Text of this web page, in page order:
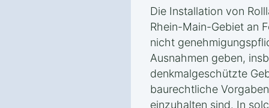
Die Installation von
Rhein-Main-Gebiet‎ an
nicht
Ausnahmen geben,
denkmalgeschützte
baurechtliche
einzuhalten sind. In